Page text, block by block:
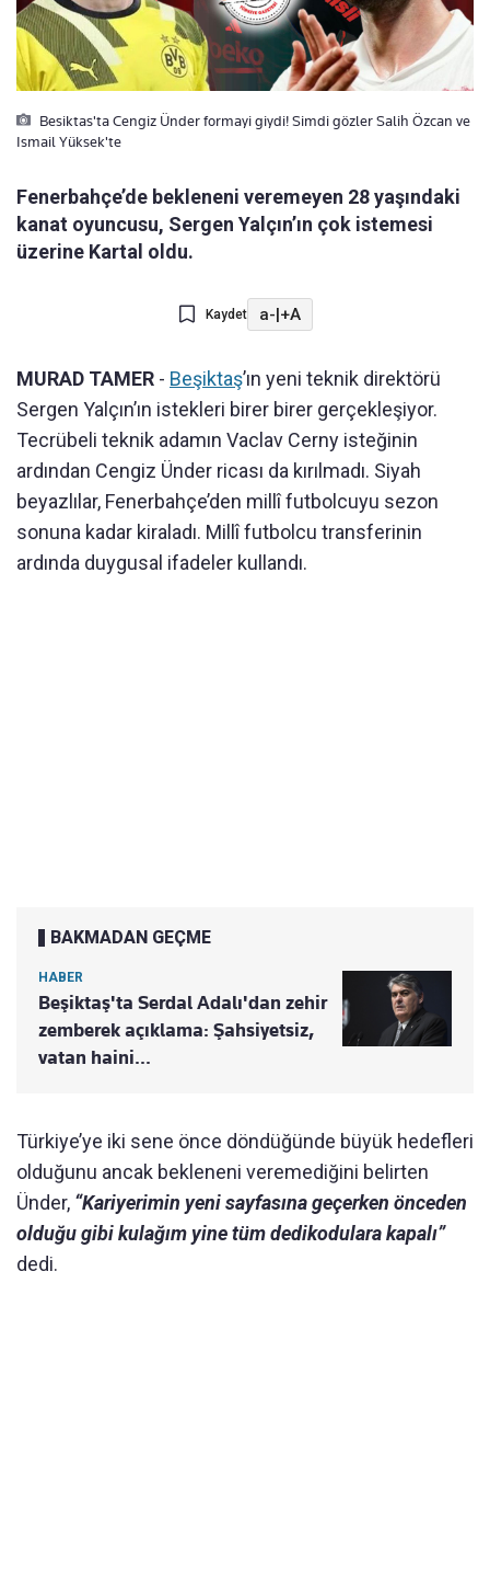
Besiktas'ta Cengiz Ünder formayi giydi! Simdi gözler Salih Özcan ve
Ismail Yüksek'te
Fenerbahçe’de bekleneni veremeyen 28 yaşındaki
kanat oyuncusu, Sergen Yalçın’ın çok istemesi
üzerine Kartal oldu.
Kaydet a-|+A
MURAD TAMER - Beşiktaş’ın yeni teknik direktörü
Sergen Yalçın’ın istekleri birer birer gerçekleşiyor.
Tecrübeli teknik adamın Vaclav Cerny isteğinin
ardından Cengiz Ünder ricası da kırılmadı. Siyah
beyazlılar, Fenerbahçe’den millî futbolcuyu sezon
sonuna kadar kiraladı. Millî futbolcu transferinin
ardında duygusal ifadeler kullandı.
BAKMADAN GEÇME
HABER
Beşiktaş'ta Serdal Adalı'dan zehir
zemberek açıklama: Şahsiyetsiz,
vatan haini...
Türkiye’ye iki sene önce döndüğünde büyük hedefleri
olduğunu ancak bekleneni veremediğini belirten
Ünder, “Kariyerimin yeni sayfasına geçerken önceden
olduğu gibi kulağım yine tüm dedikodulara kapalı”
dedi.